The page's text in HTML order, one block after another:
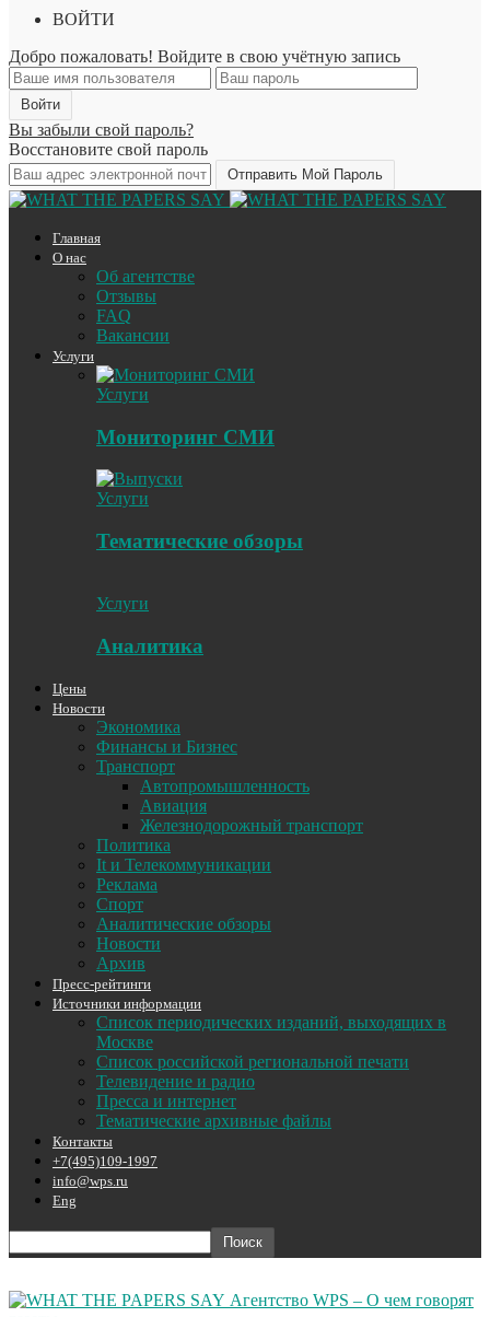
ВОЙТИ
Добро пожаловать! Войдите в свою учётную запись
Вы забыли свой пароль?
Восстановите свой пароль
Главная
О нас
Об агентстве
Отзывы
FAQ
Вакансии
Услуги
Услуги
Мониторинг СМИ
Услуги
Тематические обзоры
Услуги
Аналитика
Цены
Новости
Экономика
Финансы и Бизнес
Транспорт
Автопромышленность
Авиация
Железнодорожный транспорт
Политика
It и Телекоммуникации
Реклама
Спорт
Аналитические обзоры
Новости
Архив
Пресс-рейтинги
Источники информации
Список периодических изданий, выходящих в
Москве
Список российской региональной печати
Телевидение и радио
Пресса и интернет
Тематические архивные файлы
Контакты
+7(495)109-1997
info@wps.ru
Eng
Агентство WPS – О чем говорят